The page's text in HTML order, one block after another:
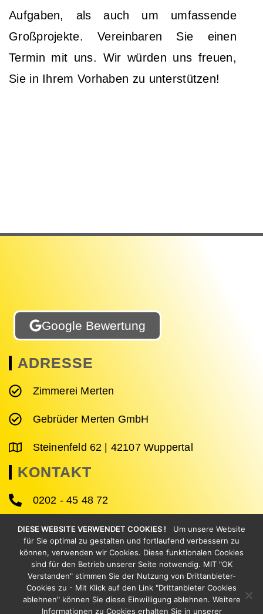
Aufgaben, als auch um umfassende
Großprojekte. Vereinbaren Sie einen
Termin mit uns. Wir würden uns freuen,
Sie in Ihrem Vorhaben zu unterstützen!
Google Bewertung
ADRESSE
Zimmerei Merten
Gebrüder Merten GmbH
Steinenfeld 62 | 42107 Wuppertal
KONTAKT
0202 - 45 48 72
0202 - 45 61 27
info@zimmerei-merten.de
DIESE WEBSITE VERWENDET COOKIES ! Um unsere Website
für Sie optimal zu gestalten und fortlaufend verbessern zu
können, verwenden wir Cookies. Diese funktionalen Cookies
sind für den Betrieb unserer Seite notwendig. MIT "OK
Verstanden" stimmen Sie der Nutzung von Drittanbieter-
Cookies zu - Mit Klick auf den Link "Drittanbieter Cookies
ablehnen" können Sie diese Einwilligung ablehnen. Weitere
Informationen zu Cookies erhalten Sie in unserer